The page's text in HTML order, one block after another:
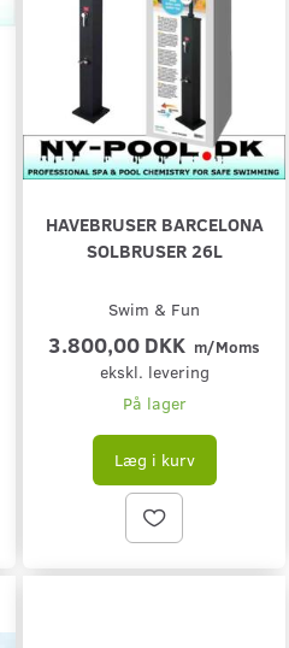
HAVEBRUSER BARCELONA
SOLBRUSER 26L
Swim & Fun
3.800,00 DKK m/Moms
ekskl. levering
På lager
Læg i kurv